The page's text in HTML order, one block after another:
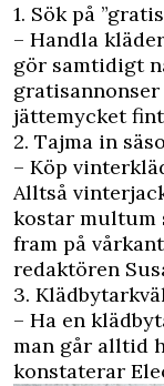
1. Sök på
– Handla
gör samtidigt
jättemycket
2. Tajma in
– Köp
Alltså
kostar multum
fram på
redaktören
3.
– Ha en
man går alltid
konstaterar